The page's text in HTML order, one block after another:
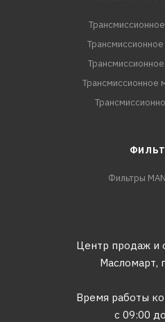
Трансмиссионное
Фильтры
Центр продаж и
Масломарт,
Время работы
с 09:00